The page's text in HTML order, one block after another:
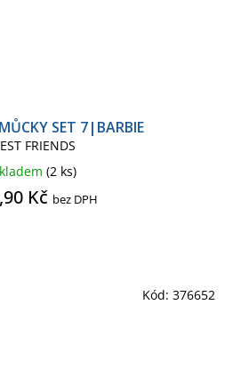
SET 7|BARBIE
FRIENDS
(2 ks)
Kč bez DPH
Kód: 376652